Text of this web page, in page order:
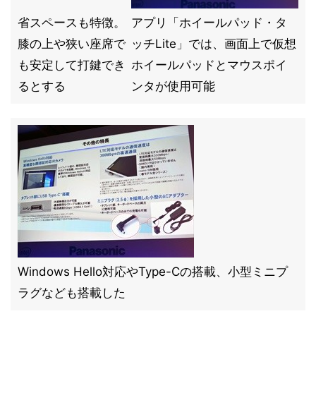
省スペースも特徴。
膝の上や狭い座席で
も安定して打鍵でき
るとする
アプリ「ホイールパッド・タ
ッチLite」では、画面上で仮想
ホイールパッドとマウスポイ
ンタが使用可能
Windows Hello対応やType-Cの搭載、小型ミニプ
ラグなども搭載した